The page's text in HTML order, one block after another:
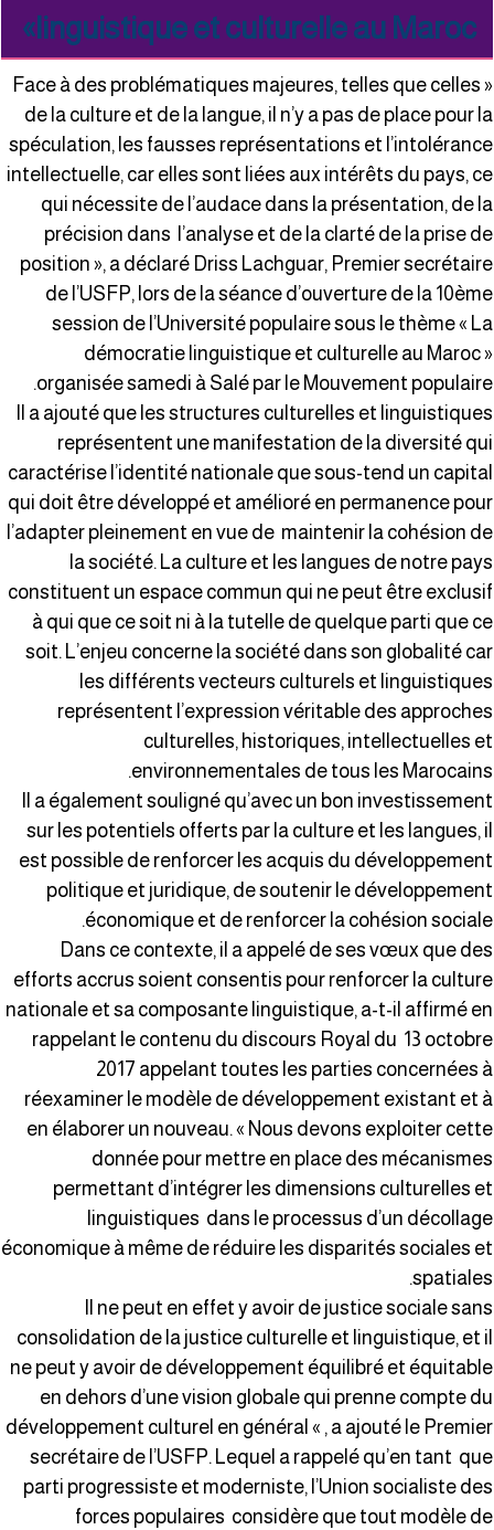
linguistique et culturelle au Maroc»
« Face à des problématiques majeures, telles que celles
de la culture et de la langue, il n’y a pas de place pour
spéculation, les fausses représentations et
intellectuelle, car elles sont liées aux intérêts du pays,
qui nécessite de l’audace dans la présentation, de
précision dans l’analyse et de la clarté de la prise
position », a déclaré Driss Lachguar, Premier
de l’USFP, lors de la séance d’ouverture de la
session de l’Université populaire sous le thème «
démocratie linguistique et culturelle au Maroc
organisée samedi à Salé par le Mouvement
Il a ajouté que les structures culturelles et
représentent une manifestation de la diversité
caractérise l’identité nationale que sous-tend un
qui doit être développé et amélioré en permanence
l’adapter pleinement en vue de maintenir la cohésion
la société. La culture et les langues de notre
constituent un espace commun qui ne peut être
à qui que ce soit ni à la tutelle de quelque parti que
soit. L’enjeu concerne la société dans son globalité
les différents vecteurs culturels et
représentent l’expression véritable des
culturelles, historiques, intellectuelles
environnementales de tous les
Il a également souligné qu’avec un bon
sur les potentiels offerts par la culture et les langues,
est possible de renforcer les acquis du
politique et juridique, de soutenir le
économique et de renforcer la cohésion
Dans ce contexte, il a appelé de ses vœux que
efforts accrus soient consentis pour renforcer la
nationale et sa composante linguistique, a-t-il affirmé
rappelant le contenu du discours Royal du 13
2017 appelant toutes les parties concernées
réexaminer le modèle de développement existant et
en élaborer un nouveau. « Nous devons exploiter
donnée pour mettre en place des
permettant d’intégrer les dimensions culturelles
linguistiques dans le processus d’un
économique à même de réduire les disparités sociales
Il ne peut en effet y avoir de justice sociale
consolidation de la justice culturelle et linguistique, et
ne peut y avoir de développement équilibré et
en dehors d’une vision globale qui prenne compte
développement culturel en général « , a ajouté le
secrétaire de l’USFP. Lequel a rappelé qu’en tant
parti progressiste et moderniste, l’Union socialiste
forces populaires considère que tout modèle